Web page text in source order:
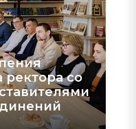
ректора со